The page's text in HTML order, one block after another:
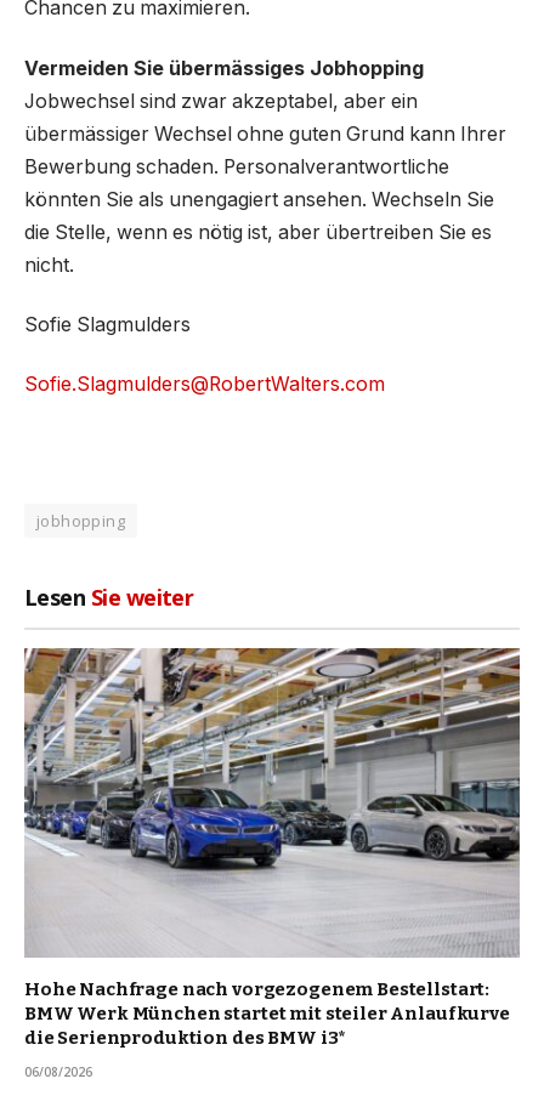
Chancen zu maximieren.
Vermeiden Sie übermässiges Jobhopping
Jobwechsel sind zwar akzeptabel, aber ein
übermässiger Wechsel ohne guten Grund kann Ihrer
Bewerbung schaden. Personalverantwortliche
könnten Sie als unengagiert ansehen. Wechseln Sie
die Stelle, wenn es nötig ist, aber übertreiben Sie es
nicht.
Sofie Slagmulders
Sofie.Slagmulders@RobertWalters.com
jobhopping
Lesen Sie weiter
Hohe Nachfrage nach vorgezogenem Bestellstart:
BMW Werk München startet mit steiler Anlaufkurve
die Serienproduktion des BMW i3*
06/08/2026